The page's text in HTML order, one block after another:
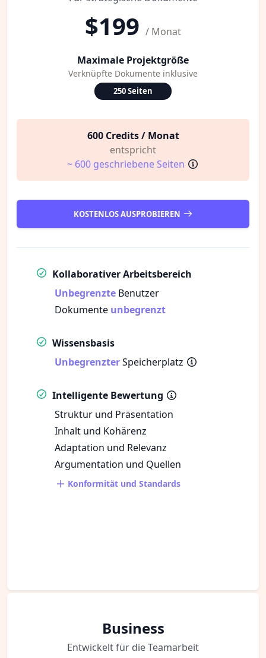
$199 / Monat
Maximale Projektgröße
Verknüpfte Dokumente inklusive
250 Seiten
600 Credits / Monat
entspricht
~ 600 geschriebene Seiten
KOSTENLOS AUSPROBIEREN
Kollaborativer Arbeitsbereich
Unbegrenzte Benutzer
Dokumente unbegrenzt
Wissensbasis
UnbegrenzterSpeicherplatz
Intelligente Bewertung
Struktur und Präsentation
Inhalt und Kohärenz
Adaptation und Relevanz
Argumentation und Quellen
Konformität und Standards
Business
Entwickelt für die Teamarbeit